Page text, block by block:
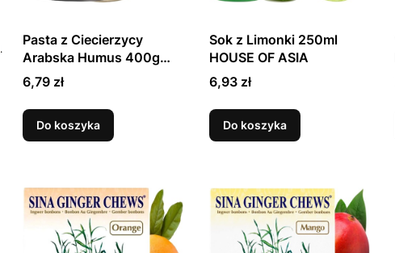
.
Pasta z Ciecierzycy
Arabska Humus 400g
DOYAL
Cena
6,79 zł
Do koszyka
Sok z Limonki 250ml
HOUSE OF ASIA
Cena
6,93 zł
Do koszyka